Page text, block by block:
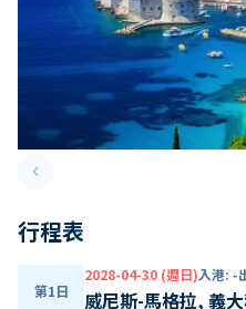
keyboard_arrow_leftPrevious slide
行程表
第1日
2028-04-30 (週日)入港: -
威尼斯-馬格拉, 義